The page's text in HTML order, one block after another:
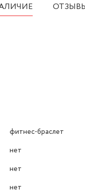
фитнес-браслет
нет
нет
нет